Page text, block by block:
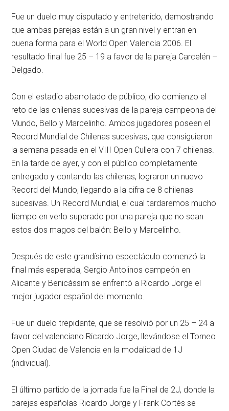
Fue un duelo muy disputado y entretenido, demostrando
que ambas parejas están a un gran nivel y entran en
buena forma para el World Open Valencia 2006. El
resultado final fue 25 – 19 a favor de la pareja Carcelén –
Delgado.
Con el estadio abarrotado de público, dio comienzo el
reto de las chilenas sucesivas de la pareja campeona del
Mundo, Bello y Marcelinho. Ambos jugadores poseen el
Record Mundial de Chilenas sucesivas, que consiguieron
la semana pasada en el VIII Open Cullera con 7 chilenas.
En la tarde de ayer, y con el público completamente
entregado y contando las chilenas, lograron un nuevo
Record del Mundo, llegando a la cifra de 8 chilenas
sucesivas. Un Record Mundial, el cual tardaremos mucho
tiempo en verlo superado por una pareja que no sean
estos dos magos del balón: Bello y Marcelinho.
Después de este grandísimo espectáculo comenzó la
final más esperada, Sergio Antolinos campeón en
Alicante y Benicàssim se enfrentó a Ricardo Jorge el
mejor jugador español del momento.
Fue un duelo trepidante, que se resolvió por un 25 – 24 a
favor del valenciano Ricardo Jorge, llevándose el Torneo
Open Ciudad de Valencia en la modalidad de 1J
(individual).
El último partido de la jornada fue la Final de 2J, donde la
parejas españolas Ricardo Jorge y Frank Cortés se